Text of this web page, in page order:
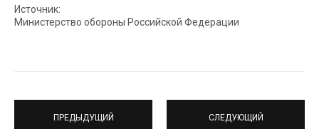
Источник:
Министерство обороны Российской Федерации
ПРЕДЫДУЩИЙ СЛЕДУЮЩИЙ